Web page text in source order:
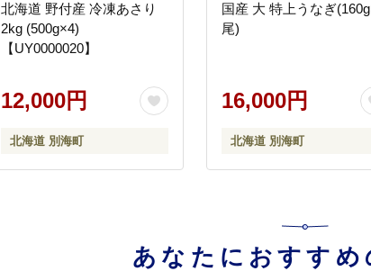
北海道 野付産 冷凍あさり
2kg (500g×4)
【UY0000020】
12,000円
北海道 別海町
国産 大 特上うなぎ
尾)
16,000円
北海道 別海町
あなたにおすすめ